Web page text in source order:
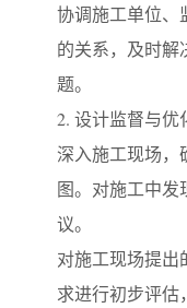
协调施工单位、
的关系，及时解
题。
2. 设计监督与优
深入施工现场，
图。对施工中发
议。
对施工现场提出
求进行初步评估